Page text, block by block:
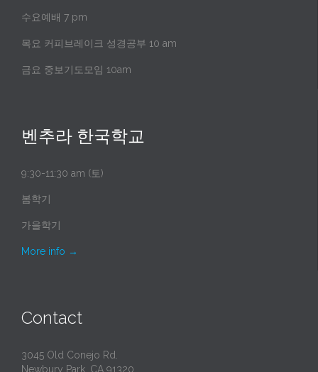
수요예배 7 pm
목요 커피브레이크 성경공부 10 am
금요 중보기도모임 10am
벤추라 한국학교
9:30-11:30 am (토)
봄학기
가을학기
More info →
Contact
3045 Old Conejo Rd.
Newbury Park, CA 91320